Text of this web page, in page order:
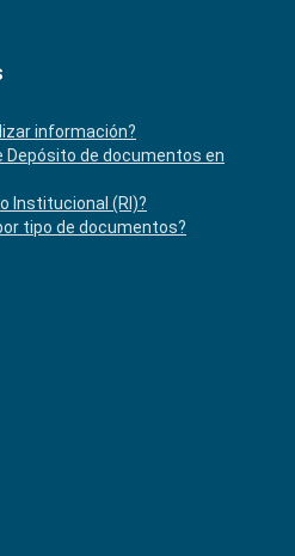
información?
Depósito de documentos en
Institucional (RI)?
tipo de documentos?